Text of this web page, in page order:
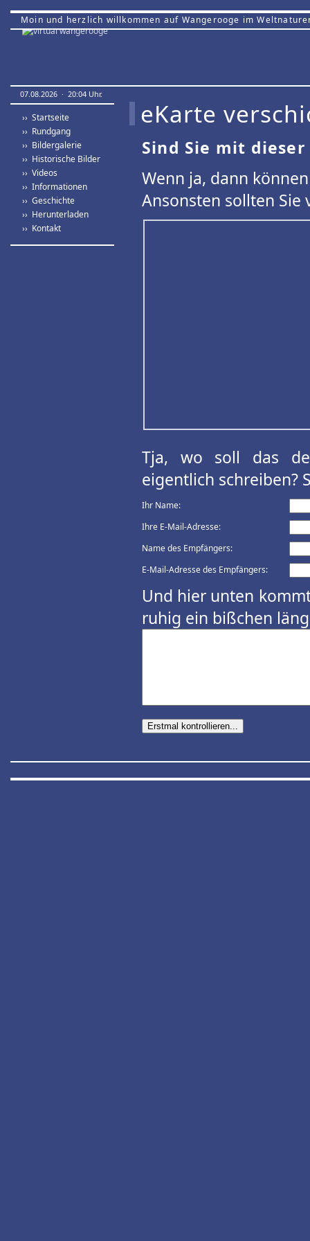
Moin und herzlich willkommen auf Wangerooge im
07.08.2026 · 20:04 Uhr.
›› Startseite
›› Rundgang
›› Bildergalerie
›› Historische Bilder
›› Videos
›› Informationen
›› Geschichte
›› Herunterladen
›› Kontakt
eKarte
Sind Sie mit
Wenn ja, dann
Ansonsten sollten
Tja, wo soll das
eigentlich schreiben?
Ihr Name:
Ihre E-Mail-Adresse:
Name des Empfängers:
E-Mail-Adresse des Empfängers:
Und hier unten
ruhig ein bißchen